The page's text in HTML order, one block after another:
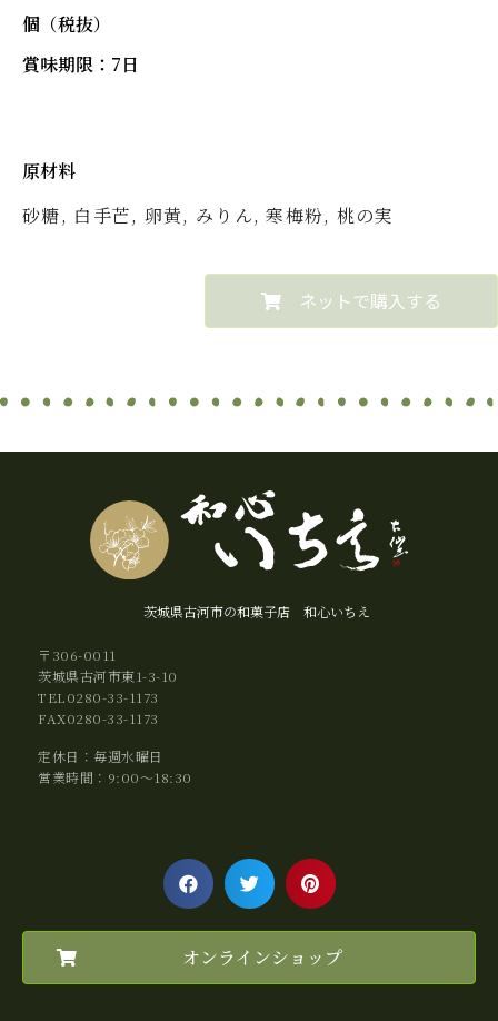
個（税抜）
賞味期限：7日
原材料
砂糖, 白手芒, 卵黄, みりん, 寒梅粉, 桃の実
ネットで購入する
茨城県古河市の和菓子店 和心いちえ
〒306-0011
茨城県古河市東1-3-10
TEL0280-33-1173
FAX0280-33-1173
定休日：毎週水曜日
営業時間：9:00～18:30
オンラインショップ